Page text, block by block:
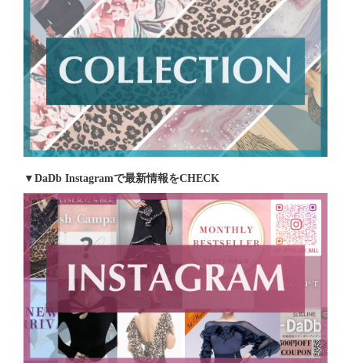
▼DaDb Instagramで最新情報をCHECK